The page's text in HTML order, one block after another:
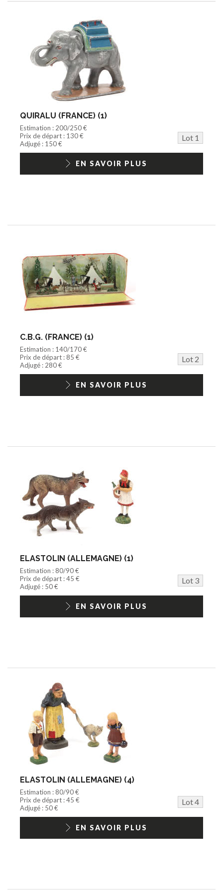
Cycle/Auto
Action Figure
Peluche
Disque
Documentation
Playmobil/Lego
Barbie/Big Jim
Jouets Fast Food
Trading cards
1/18ème moderne
QUIRALU (FRANCE) (1)
Estimation : 200/250 €
Prix de départ : 130 €
Lot 1
Adjugé : 150 €
EN SAVOIR PLUS
C.B.G. (FRANCE) (1)
Estimation : 140/170 €
Prix de départ : 85 €
Lot 2
Adjugé : 280 €
EN SAVOIR PLUS
ELASTOLIN (ALLEMAGNE) (1)
Estimation : 80/90 €
Prix de départ : 45 €
Lot 3
Adjugé : 50 €
EN SAVOIR PLUS
ELASTOLIN (ALLEMAGNE) (4)
Estimation : 80/90 €
Prix de départ : 45 €
Lot 4
Adjugé : 50 €
EN SAVOIR PLUS